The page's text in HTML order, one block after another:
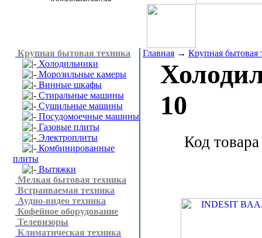
Крупная бытовая техника
Холодильники
Морозильные камеры
Винные шкафы
Стиральные машины
Сушильные машины
Посудомоечные машины
Газовые плиты
Электроплиты
Комбинированные
плиты
Вытяжки
Мелкая бытовая техника
Встраиваемая техника
Аудио-видео техника
Кофейное оборудование
Телевизоры
Климатическая техника
Главная → Крупная бытовая
10
Код